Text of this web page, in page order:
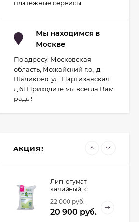
-150
платежные сервисы.
Мы находимся в
Москве
По адресу: Московская
область, Можайский г.о., д.
Шаликово, ул. Партизанская
д.61 Приходите мы всегда Вам
рады!
АКЦИЯ!
растений
1 700руб.
Светильник для
светодиодный с
подставкой Uniel
Минисад (Серый)
2 029 руб.
1 700руб.
Лигногумат
калийный, с
Марка АМ, 20 кг.
22 000руб.
20 900 руб.